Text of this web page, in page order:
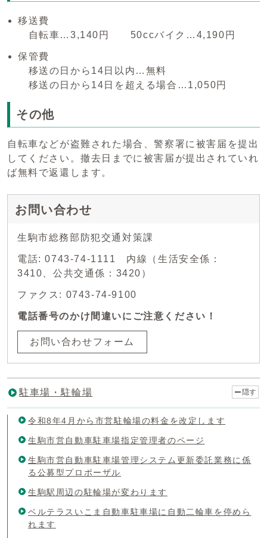
移送費
自転車…3,140円 50ccバイク…4,190円
保管費
移送の日から14日以内…無料
移送の日から14日を超える場合…1,050円
その他
自転車などが盗難された場合、警察署に被害届を提出
してください。撤去日までに被害届が提出されていれ
ば無料で返還します。
お問い合わせ
生駒市総務部防犯交通対策課
電話: 0743-74-1111 内線（生活安全係：
3410、公共交通係：3420）
ファクス: 0743-74-9100
電話番号のかけ間違いにご注意ください！
お問い合わせフォーム
駐車場・駐輪場 隠す
令和8年4月から市営駐輪場の料金を改定します
生駒市営自動車駐車場指定管理者のページ
生駒市営自動車駐車場管理システム更新委託業務に係
る公募型プロポーザル
生駒駅周辺の駐輪場が変わります
ベルテラスいこま自動車駐車場に自動二輪車を停めら
れます